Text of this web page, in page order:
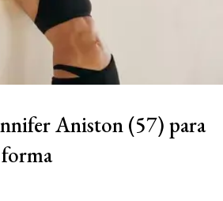
Aniston (57) para